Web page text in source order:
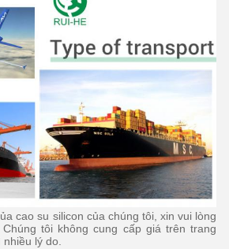
cao su silicon của chúng tôi, xin vui lòng
Chúng tôi không cung cấp giá trên trang
lý do.